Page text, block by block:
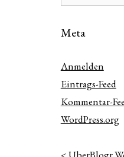
Meta
Anmelden
Eintrags-Feed
Kommentar-
WordPress.org